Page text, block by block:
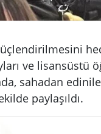
ve lisansüstü
sahadan
paylaşıldı.